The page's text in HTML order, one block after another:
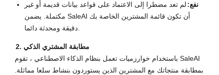
نفع: لم تعد مضطرا إلى الاعتماد على قواعد بيانات قديمة أو غير
مكتملة. يضمن SaleAI أن تكون قائمة المشترين الخاصة بك
دقيقة ومحدثة دائما.
2. مطابقة المشتري الذكي
باستخدام خوارزميات تعمل بنظام الذكاء الاصطناعي ، تقوم SaleAI
بمطابقة منتجاتك مع المشترين الذين يستوردون بنشاط سلعا مماثلة.